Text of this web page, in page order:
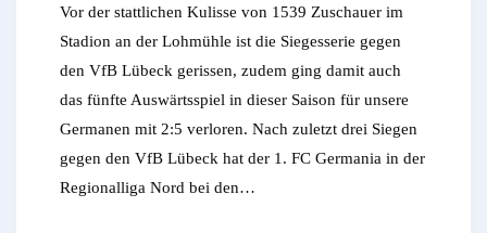
Vor der stattlichen Kulisse von 1539 Zuschauer im
Stadion an der Lohmühle ist die Siegesserie gegen
den VfB Lübeck gerissen, zudem ging damit auch
das fünfte Auswärtsspiel in dieser Saison für unsere
Germanen mit 2:5 verloren. Nach zuletzt drei Siegen
gegen den VfB Lübeck hat der 1. FC Germania in der
Regionalliga Nord bei den…